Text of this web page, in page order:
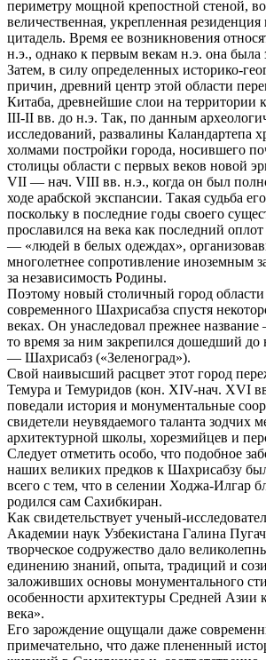
периметру мощной крепостной стеной,
величественная, укрепленная
цитадель. Время ее возникновения
н.э., однако к первым векам н.э. она была
Затем, в силу определенных историко-
причин, древний центр этой области
Китаба, древнейшие слои на территории
III-II вв. до н.э. Так, по данным
исследований, развалины Каландартепа
холмами постройки города, носившего
столицы области с первых веков новой
VII — нач. VIII вв. н.э., когда он был
ходе арабской экспансии. Такая судьба
поскольку в последние годы своего
прославился на века как последний
— «людей в белых одеждах»,
многолетнее сопротивление иноземным
за независимость Родины.
Поэтому новый столичный город области
современного Шахрисабза спустя
веках. Он унаследовал прежнее
то время за ним закрепился дошедший до
— Шахрисабз («Зеленоград»).
Свой наивысший расцвет этот город
Темура и Темуридов (кон. XIV-нач. XVI
поведали история и монументальные
свидетели неувядаемого таланта зодчих
архитектурной школы, хорезмийцев и
Следует отметить особо, что подобное
наших великих предков к Шахрисабзу
всего с тем, что в селении Ходжа-Илгар
родился сам Сахибкиран.
Как свидетельствует ученый-
Академии наук Узбекистана Галина
творческое содружество дало
единению знаний, опыта, традиций и
заложивших основы монументального
особенности архитектуры Средней
века».
Его зарождение ощущали даже
примечательно, что даже плененный